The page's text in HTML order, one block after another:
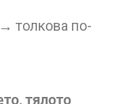
толкова по-
тялото